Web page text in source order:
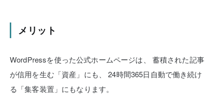
メリット
WordPressを使った公式ホームページは、
蓄積された記事
が信用を生む「資産」にも、
24時間365日自動で働き続け
る「集客装置」にもなります。